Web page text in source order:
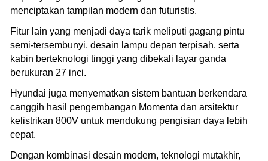
menciptakan tampilan modern dan futuristis.
Fitur lain yang menjadi daya tarik meliputi gagang pintu
semi-tersembunyi, desain lampu depan terpisah, serta
kabin berteknologi tinggi yang dibekali layar ganda
berukuran 27 inci.
Hyundai juga menyematkan sistem bantuan berkendara
canggih hasil pengembangan Momenta dan arsitektur
kelistrikan 800V untuk mendukung pengisian daya lebih
cepat.
Dengan kombinasi desain modern, teknologi mutakhir,